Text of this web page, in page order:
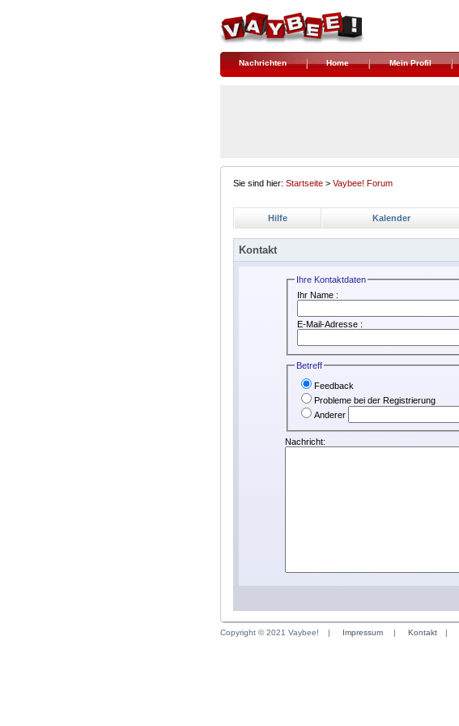
Nachrichten Home Mein Profil
Sie sind hier: Startseite > Vaybee! Forum
Hilfe Kalender
Kontakt
Ihre Kontaktdaten
Ihr Name :
E-Mail-Adresse :
Betreff
Feedback
Probleme bei der Registrierung
Anderer
Nachricht:
Copyright © 2021 Vaybee! | Impressum | Kontakt |